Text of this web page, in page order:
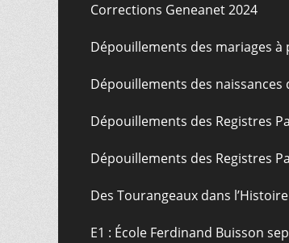
Corrections Geneanet 2024
Dépouillements des mariages à
Dépouillements des naissances
Dépouillements des Registres
Dépouillements des Registres
Des Tourangeaux dans l’Histoire
E1 : École Ferdinand Buisson